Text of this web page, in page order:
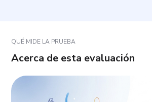
QUÉ MIDE LA PRUEBA
Acerca de esta evaluación